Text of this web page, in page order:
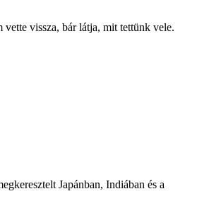
vissza, bár látja, mit tettünk vele.
Japánban, Indiában és a